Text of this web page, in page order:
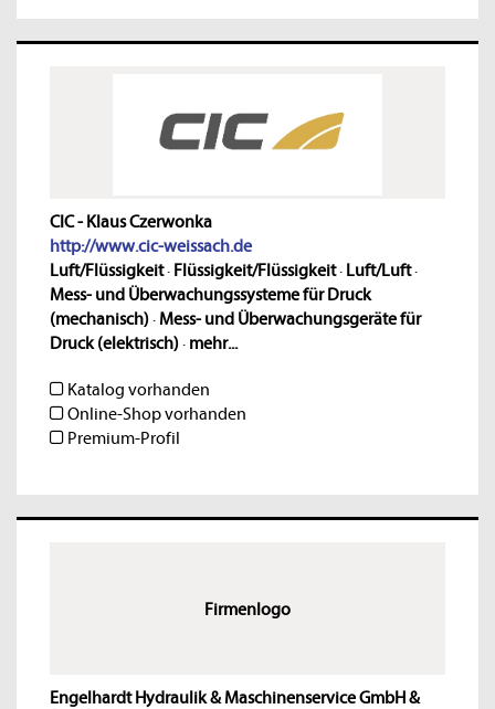
CIC - Klaus Czerwonka
http://www.cic-weissach.de
Luft/Flüssigkeit· Flüssigkeit/Flüssigkeit· Luft/Luft·
Mess- und Überwachungssysteme für Druck
(mechanisch)· Mess- und Überwachungsgeräte für
Druck (elektrisch)· mehr...
Katalog vorhanden
Online-Shop vorhanden
Premium-Profil
Firmenlogo
Engelhardt Hydraulik & Maschinenservice GmbH &